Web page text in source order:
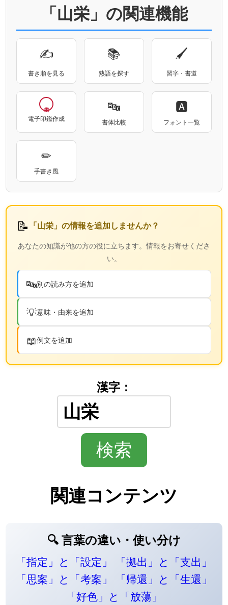
「山栄」の関連機能
✍
書き順を見る
📚
熟語を探す
🖌
習字・書道
電子印鑑作成
🔤
書体比較
🅰
フォント一覧
✏
手書き風
📝 「山栄」の情報を追加しませんか？
あなたの知識が他の方の役に立ちます。情報をお寄せくださ
い。
🔤別の読み方を追加
💡意味・由来を追加
📖例文を追加
漢字：
関連コンテンツ
🔍 言葉の違い・使い分け
「指定」と「設定」
「拠出」と「支出」
「思案」と「考案」
「帰還」と「生還」
「好色」と「放蕩」